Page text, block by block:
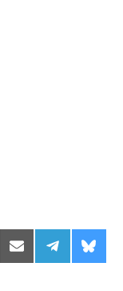
Share
on
Share
on
on